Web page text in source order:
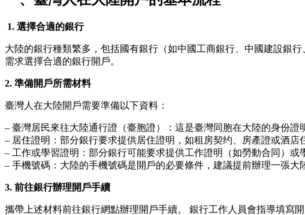
1. 選擇合適的銀行
大陸的銀行種類繁多，包括國有銀行（如中國工商銀行、中國建設銀
需求選擇合適的銀行開戶。
2. 準備開戶所需材料
臺灣人在大陸開戶需要準備以下資料：
– 臺灣居民來往大陸通行證（臺胞證）：這是臺灣同胞在大陸的身份證
– 居住證明：部分銀行要求提供居住證明，如租房契约、房產證或酒店
– 工作或學習證明：部分銀行可能要求提供工作證明（如勞動合同）或
– 手機號碼：大陸的手機號碼是開戶的必要條件，建議提前辦理一張大
3. 前往銀行辦理開戶手續
攜帶上述材料前往銀行網點辦理開戶手續。 銀行工作人員會指導填寫